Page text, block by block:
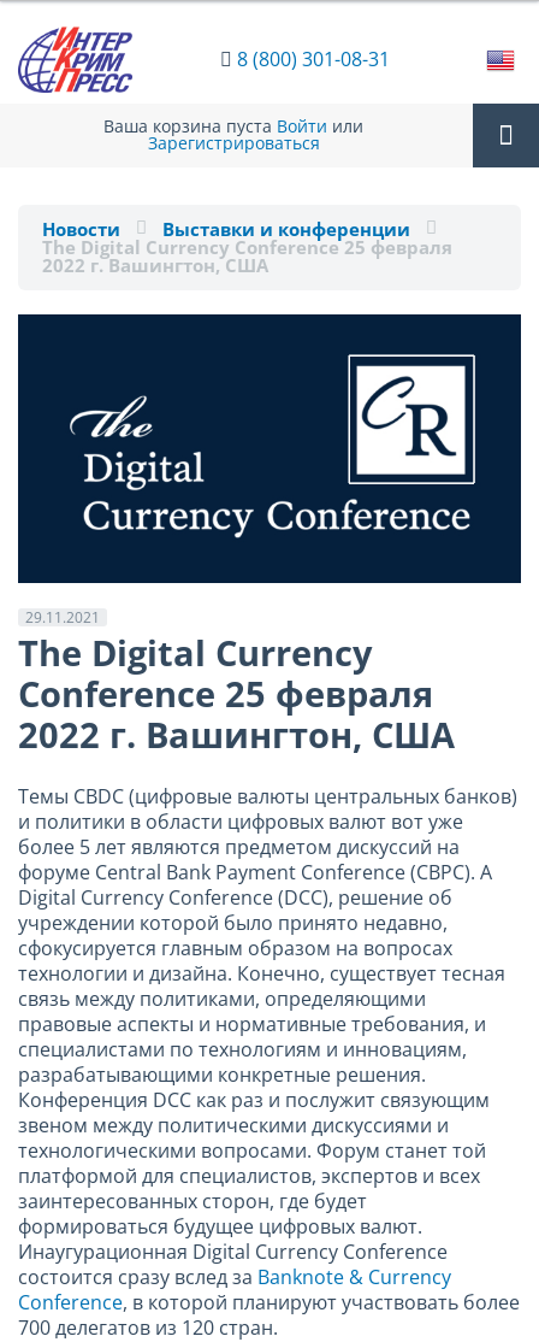
8 (800) 301-08-31
Ваша корзина пуста Войти или
Зарегистрироваться
Новости Выставки и конференции
The Digital Currency Conference 25 февраля
2022 г. Вашингтон, США
29.11.2021
The Digital Currency
Conference 25 февраля
2022 г. Вашингтон, США
Темы CBDC (цифровые валюты центральных банков)
и политики в области цифровых валют вот уже
более 5 лет являются предметом дискуссий на
форуме Central Bank Payment Conference (CBPC). А
Digital Currency Conference (DCC), решение об
учреждении которой было принято недавно,
сфокусируется главным образом на вопросах
технологии и дизайна. Конечно, существует тесная
связь между политиками, определяющими
правовые аспекты и нормативные требования, и
специалистами по технологиям и инновациям,
разрабатывающими конкретные решения.
Конференция DCC как раз и послужит связующим
звеном между политическими дискуссиями и
технологическими вопросами. Форум станет той
платформой для специалистов, экспертов и всех
заинтересованных сторон, где будет
формироваться будущее цифровых валют.
Инаугурационная Digital Currency Conference
состоится сразу вслед за Banknote & Currency
Conference, в которой планируют участвовать более
700 делегатов из 120 стран.